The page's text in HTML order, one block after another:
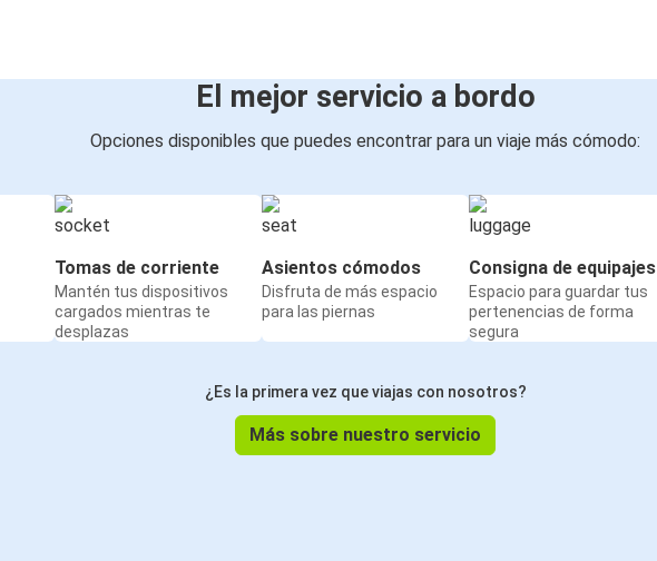
El mejor servicio a bordo
Opciones disponibles que puedes encontrar para un viaje más cómodo:
Tomas de corriente
Mantén tus dispositivos
cargados mientras te
desplazas
Asientos cómodos
Disfruta de más espacio
para las piernas
Consigna de equipajes
Espacio para guardar tus
pertenencias de forma
segura
¿Es la primera vez que viajas con nosotros?
Más sobre nuestro servicio